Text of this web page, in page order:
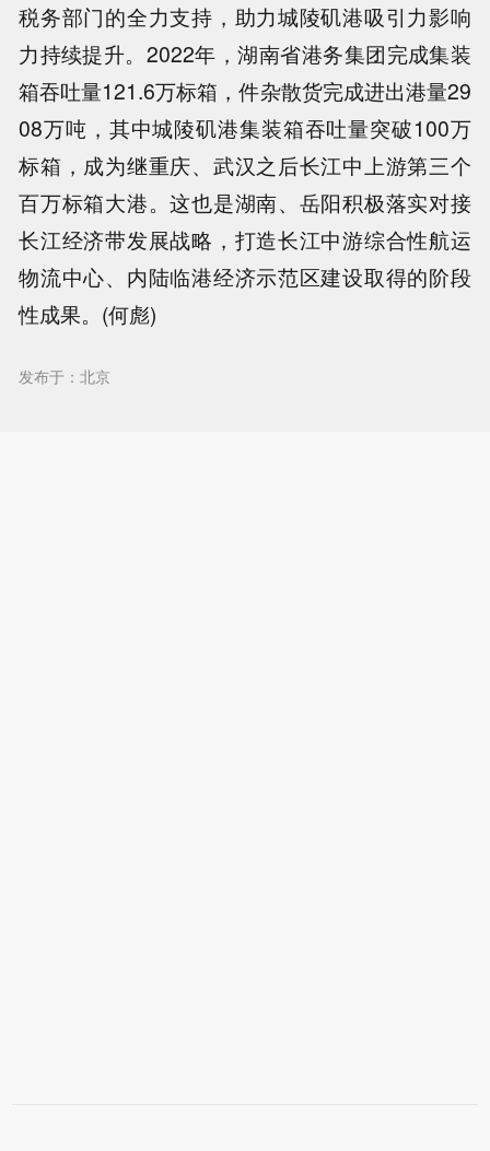
税务部门的全力支持，助力城陵矶港吸引力影响
力持续提升。2022年，湖南省港务集团完成集装
箱吞吐量121.6万标箱，件杂散货完成进出港量29
08万吨，其中城陵矶港集装箱吞吐量突破100万
标箱，成为继重庆、武汉之后长江中上游第三个
百万标箱大港。这也是湖南、岳阳积极落实对接
长江经济带发展战略，打造长江中游综合性航运
物流中心、内陆临港经济示范区建设取得的阶段
性成果。(何彪)
发布于：北京